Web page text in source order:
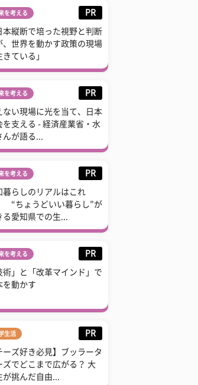
を考える PR
本縦断で培った視野と判断
、世界を動かす政策の現場
きている」
を考える PR
ない現場に光を当て、日本
を支える - 経済産業省・水
んが語る...
を考える PR
暮らしのリアルはこれ
“ちょうどいい暮らし”が
る愛知県での生...
を考える PR
術」と「改革マインド」で
を動かす
生活 PR
ーズ好き必見】ブッラータ
ズでどこまで広がる？ 大
が挑んだ自由...